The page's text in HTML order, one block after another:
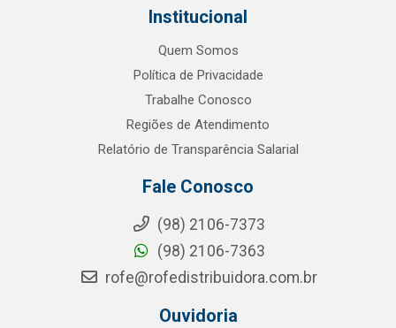
Institucional
Quem Somos
Política de Privacidade
Trabalhe Conosco
Regiões de Atendimento
Relatório de Transparência Salarial
Fale Conosco
(98) 2106-7373
(98) 2106-7363
rofe@rofedistribuidora.com.br
Ouvidoria